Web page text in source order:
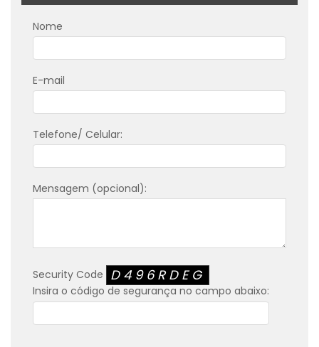
Nome
E-mail
Telefone/ Celular:
Mensagem (opcional):
Security Code D496RDEG
Insira o código de segurança no campo abaixo: